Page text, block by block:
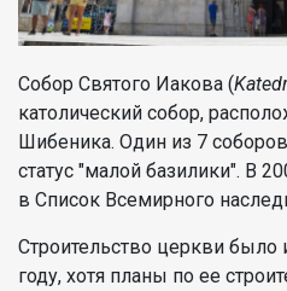
Собор Святого Иакова (
католический собор,
Шибеника. Один из 7
статус "малой базилики". В
в Список Всемирного
Строительство церкви было
году, хотя планы по ее